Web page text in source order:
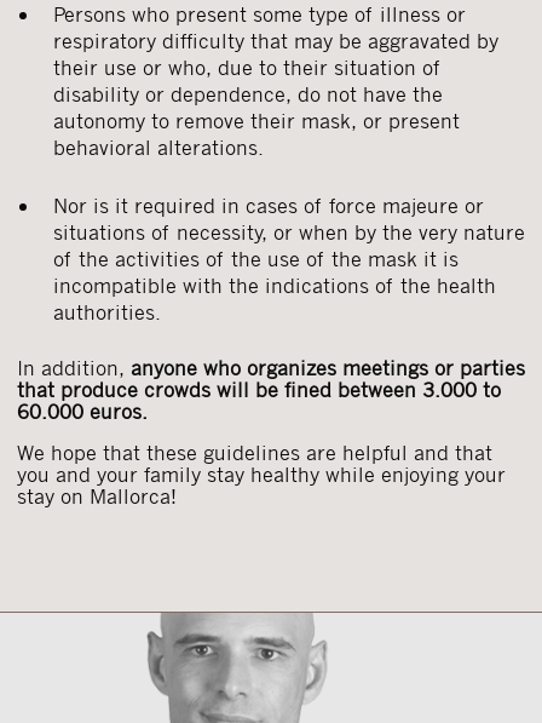
Persons who present some type of illness or
respiratory difficulty that may be aggravated by
their use or who, due to their situation of
disability or dependence, do not have the
autonomy to remove their mask, or present
behavioral alterations.
Nor is it required in cases of force majeure or
situations of necessity, or when by the very nature
of the activities of the use of the mask it is
incompatible with the indications of the health
authorities.
In addition, anyone who organizes meetings or parties
that produce crowds will be fined between 3.000 to
60.000 euros.
We hope that these guidelines are helpful and that
you and your family stay healthy while enjoying your
stay on Mallorca!